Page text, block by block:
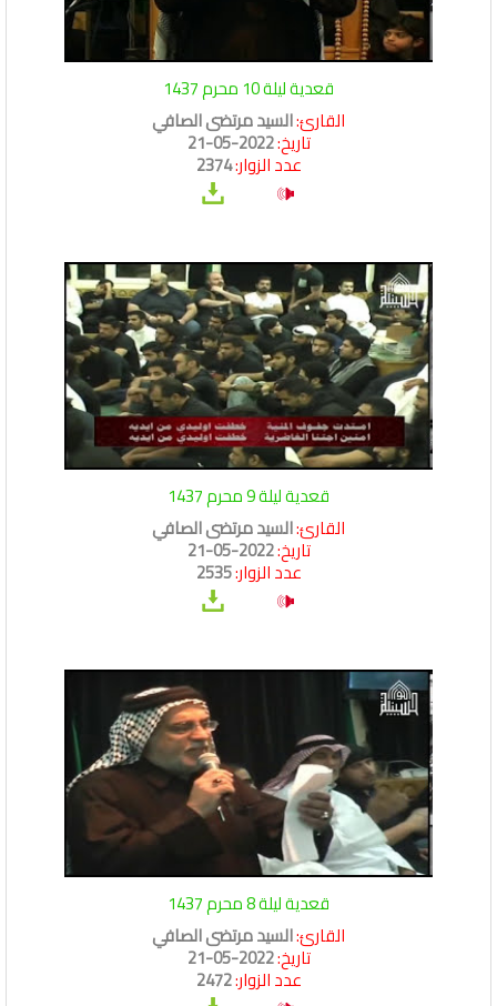
قعدية ليلة 10 محرم 1437
القارئ:السيد مرتضى الصافي
تاريخ:2022-05-21
عدد الزوار:2374
قعدية ليلة 9 محرم 1437
القارئ:السيد مرتضى الصافي
تاريخ:2022-05-21
عدد الزوار:2535
قعدية ليلة 8 محرم 1437
القارئ:السيد مرتضى الصافي
تاريخ:2022-05-21
عدد الزوار:2472